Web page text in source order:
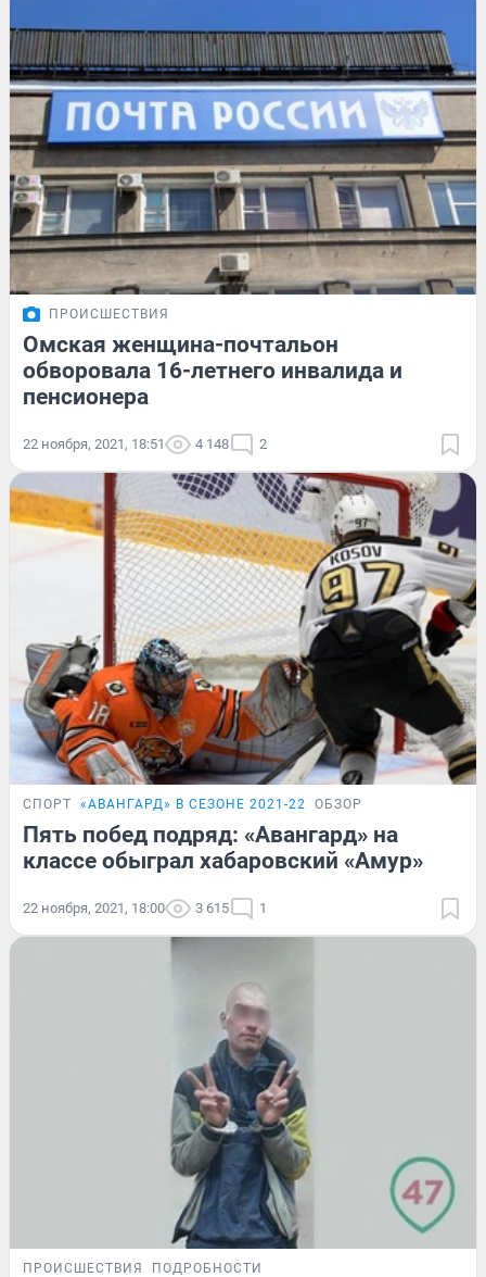
ПРОИСШЕСТВИЯ
Омская женщина-почтальон
обворовала 16-летнего инвалида и
пенсионера
22 ноября, 2021, 18:51 4 148 2
СПОРТ «АВАНГАРД» В СЕЗОНЕ 2021-22 ОБЗОР
Пять побед подряд: «Авангард» на
классе обыграл хабаровский «Амур»
22 ноября, 2021, 18:00 3 615 1
ПРОИСШЕСТВИЯ ПОДРОБНОСТИ